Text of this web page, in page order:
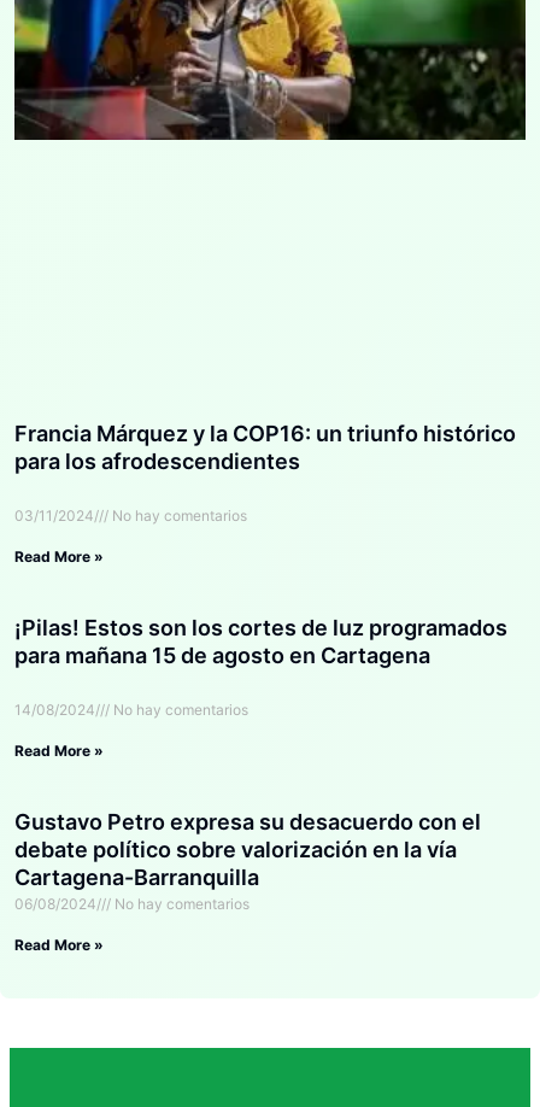
Francia Márquez y la COP16: un triunfo histórico
para los afrodescendientes
03/11/2024 No hay comentarios
Read More »
¡Pilas! Estos son los cortes de luz programados
para mañana 15 de agosto en Cartagena
14/08/2024 No hay comentarios
Read More »
Gustavo Petro expresa su desacuerdo con el
debate político sobre valorización en la vía
Cartagena-Barranquilla
06/08/2024 No hay comentarios
Read More »